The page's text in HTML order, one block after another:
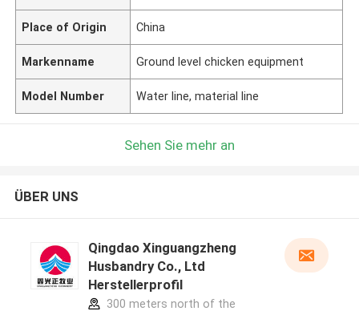
Place of Origin China
Markenname Ground level chicken equipment
Model Number Water line, material line
Sehen Sie mehr an
ÜBER UNS
Qingdao Xinguangzheng
Husbandry Co., Ltd
Herstellerprofil
300 meters north of the